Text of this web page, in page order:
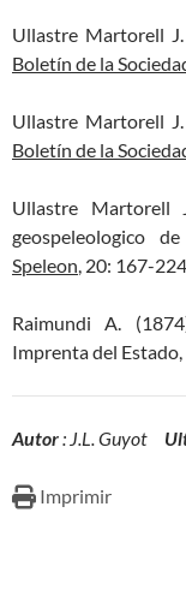
Ullastre Martorell
Boletín de la
Ullastre Martorell
Boletín de la
Ullastre Martorell
geospeleologico
Speleon, 20: 167-
Raimundi A.
Imprenta del Estado,
Autor: J.L. Guyot
Imprimir